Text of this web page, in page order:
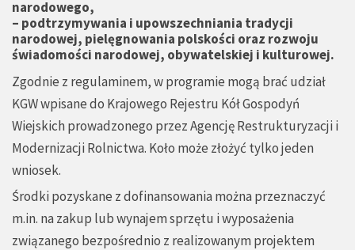
narodowego,
– podtrzymywania i upowszechniania tradycji
narodowej, pielęgnowania polskości oraz rozwoju
świadomości narodowej, obywatelskiej i kulturowej.
Zgodnie z regulaminem, w programie mogą brać udział
KGW wpisane do Krajowego Rejestru Kół Gospodyń
Wiejskich prowadzonego przez Agencję Restrukturyzacji i
Modernizacji Rolnictwa. Koło może złożyć tylko jeden
wniosek.
Środki pozyskane z dofinansowania można przeznaczyć
m.in. na zakup lub wynajem sprzętu i wyposażenia
związanego bezpośrednio z realizowanym projektem